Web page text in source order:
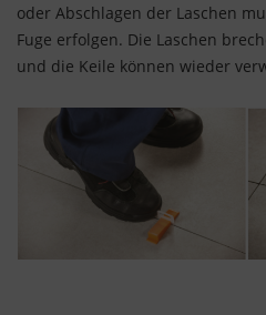
oder Abschlagen der Laschen
Fuge erfolgen. Die Laschen
und die Keile können wieder